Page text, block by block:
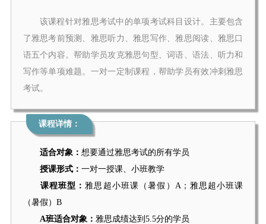
该课程针对雅思考试中的单项考试科目设计。主要包含
了雅思考前预测、雅思听力、雅思写作、雅思阅读、雅思口
语五个内容。帮助学员攻克雅思句型、词语、语法、听力和
写作等单项难题。一对一定制课程，帮助学员有效冲刺雅思
考试。
课程详情：
适合对象： 想要通过雅思考试的所有学员
授课形式： 一对一授课、小班教学
课程班型：雅思超小班课（暑假）A；雅思超小班课
（暑假）B
A班适合对象： 雅思成绩达到5.5分的学员